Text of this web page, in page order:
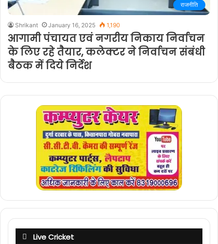
राजनीति
Shrikant January 16, 2025 1,190
आगामी पंचायत एवं नगरीय निकाय निर्वाचन
के लिए रहे तैयार, कलेक्टर ने निर्वाचन संबंधी
बैठक में दिये निर्देश
Live Cricket